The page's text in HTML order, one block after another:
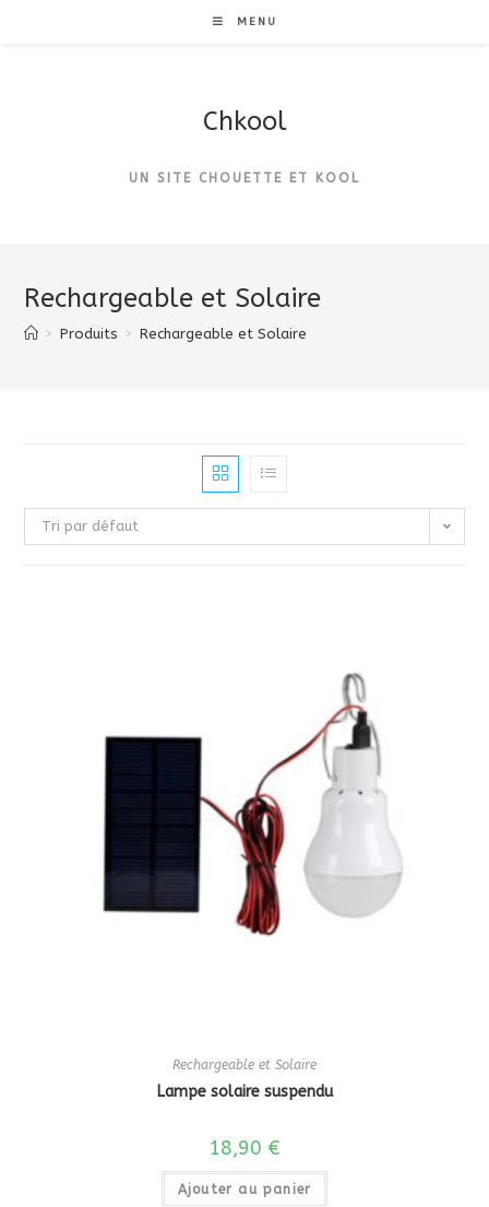
MENU
Chkool
UN SITE CHOUETTE ET KOOL
Rechargeable et Solaire
> Produits > Rechargeable et Solaire
Tri par défaut
Rechargeable et Solaire
Lampe solaire suspendu
18,90 €
Ajouter au panier